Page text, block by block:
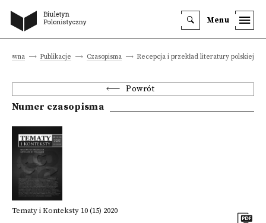
Menu
główna Publikacje Czasopisma Recepcja i przekład literatury polskiej
Powrót
Numer czasopisma
Tematy i Konteksty 10 (15) 2020